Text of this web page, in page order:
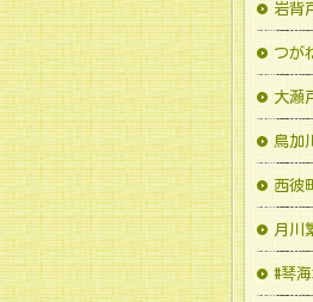
岩背
つが
大瀬
鳥加
西彼
月川
#琴